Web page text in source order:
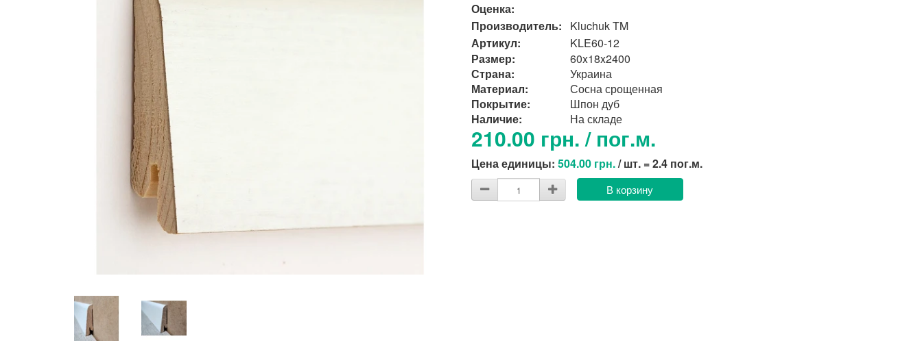
Оценка:
Производитель:
Kluchuk TM
Артикул:
KLE60-12
Размер:
60x18x2400
Страна:
Украина
Материал:
Сосна срощенная
Покрытие:
Шпон дуб
Наличие:
На складе
210.00 грн. / пог.м.
Цена единицы: 504.00 грн./ шт. = 2.4 пог.м.
В корзину